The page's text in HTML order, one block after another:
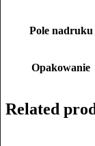
Pole nadruku
Opakowanie
Related